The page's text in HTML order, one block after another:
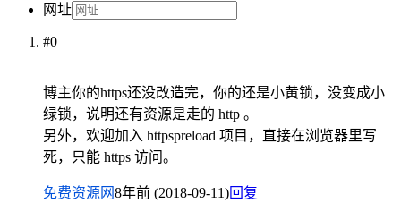
网址
#0
博主你的https还没改造完，你的还是小黄锁，没变成小
绿锁，说明还有资源是走的 http 。
另外，欢迎加入 httpspreload 项目，直接在浏览器里写
死，只能 https 访问。
免费资源网8年前 (2018-09-11)回复